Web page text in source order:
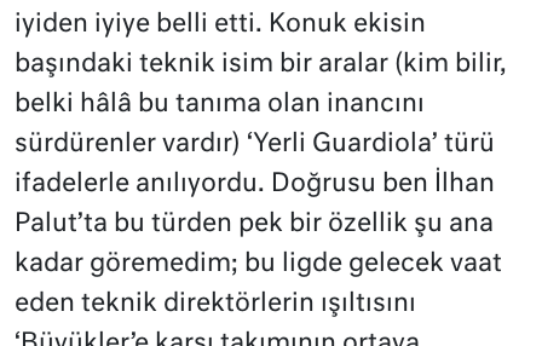
iyiden iyiye belli etti. Konuk ekisin
başındaki teknik isim bir aralar (kim bilir,
belki hâlâ bu tanıma olan inancını
sürdürenler vardır) ‘Yerli Guardiola’ türü
ifadelerle anılıyordu. Doğrusu ben İlhan
Palut’ta bu türden pek bir özellik şu ana
kadar göremedim; bu ligde gelecek vaat
eden teknik direktörlerin ışıltısını